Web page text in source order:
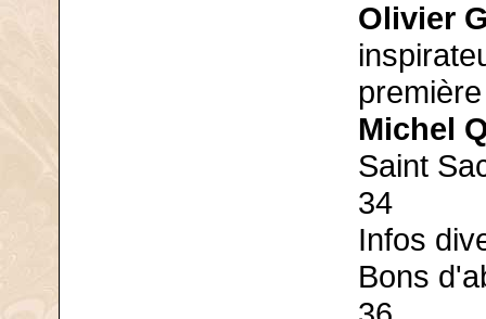
Olivier
Michel
Saint
34
Infos
Bons